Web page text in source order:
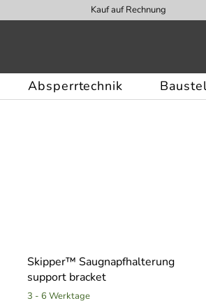
Kauf auf Rechnung
Absperrtechnik
Skipper™ Saugnapfhalterung
support bracket
3 - 6 Werktage